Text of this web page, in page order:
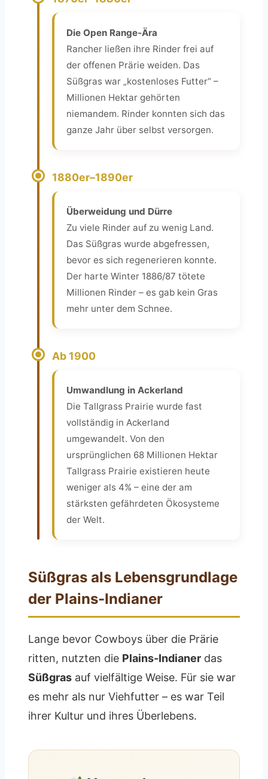
Die Open Range-Ära
Rancher ließen ihre Rinder frei auf
der offenen Prärie weiden. Das
Süßgras war „kostenloses Futter“ –
Millionen Hektar gehörten
niemandem. Rinder konnten sich das
ganze Jahr über selbst versorgen.
1880er–1890er
Überweidung und Dürre
Zu viele Rinder auf zu wenig Land.
Das Süßgras wurde abgefressen,
bevor es sich regenerieren konnte.
Der harte Winter 1886/87 tötete
Millionen Rinder – es gab kein Gras
mehr unter dem Schnee.
Ab 1900
Umwandlung in Ackerland
Die Tallgrass Prairie wurde fast
vollständig in Ackerland
umgewandelt. Von den
ursprünglichen 68 Millionen Hektar
Tallgrass Prairie existieren heute
weniger als 4% – eine der am
stärksten gefährdeten Ökosysteme
der Welt.
Süßgras als Lebensgrundlage
der Plains-Indianer
Lange bevor Cowboys über die Prärie
ritten, nutzten die Plains-Indianer das
Süßgras auf vielfältige Weise. Für sie war
es mehr als nur Viehfutter – es war Teil
ihrer Kultur und ihres Überlebens.